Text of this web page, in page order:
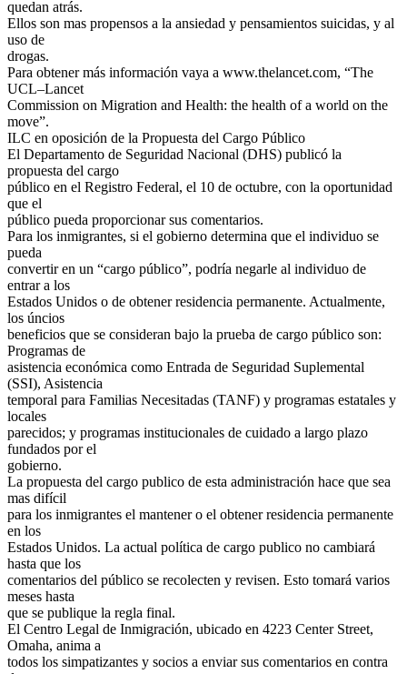
quedan atrás.
Ellos son mas propensos a la ansiedad y pensamientos suicidas, y al
uso de
drogas.
Para obtener más información vaya a www.thelancet.com, “The
UCL–Lancet
Commission on Migration and Health: the health of a world on the
move”.
ILC en oposición de la Propuesta del Cargo Público
El Departamento de Seguridad Nacional (DHS) publicó la
propuesta del cargo
público en el Registro Federal, el 10 de octubre, con la oportunidad
que el
público pueda proporcionar sus comentarios.
Para los inmigrantes, si el gobierno determina que el individuo se
pueda
convertir en un “cargo público”, podría negarle al individuo de
entrar a los
Estados Unidos o de obtener residencia permanente. Actualmente,
los úncios
beneficios que se consideran bajo la prueba de cargo público son:
Programas de
asistencia económica como Entrada de Seguridad Suplemental
(SSI), Asistencia
temporal para Familias Necesitadas (TANF) y programas estatales y
locales
parecidos; y programas institucionales de cuidado a largo plazo
fundados por el
gobierno.
La propuesta del cargo publico de esta administración hace que sea
mas difícil
para los inmigrantes el mantener o el obtener residencia permanente
en los
Estados Unidos. La actual política de cargo publico no cambiará
hasta que los
comentarios del público se recolecten y revisen. Esto tomará varios
meses hasta
que se publique la regla final.
El Centro Legal de Inmigración, ubicado en 4223 Center Street,
Omaha, anima a
todos los simpatizantes y socios a enviar sus comentarios en contra